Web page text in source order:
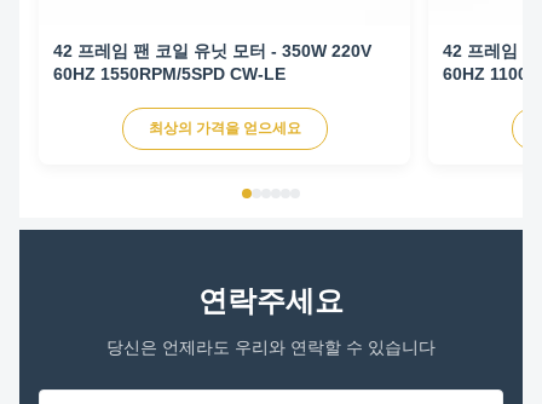
42 프레임 팬 코일 유닛 모터 - 350W 220V
60HZ 1550RPM/5SPD CW-LE
최상의 가격을 얻으세요
42 프레임
60HZ
연락주세요
당신은 언제라도 우리와 연락할 수 있습니다